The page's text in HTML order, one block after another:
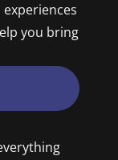
you bring